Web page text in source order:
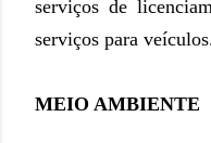
serviços de
serviços para
MEIO AMBIENTE